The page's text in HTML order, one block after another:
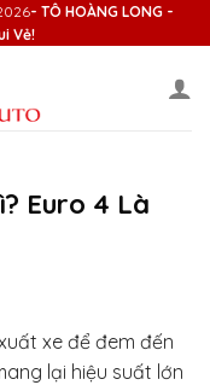
- TÔ HOÀNG LONG -
Vẻ!
Euro 4 Là
xe để đem đến
lại hiệu suất lớn